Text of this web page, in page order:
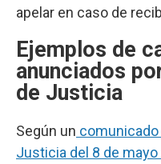
apelar en caso de
Ejemplos de
anunciados
de Justicia
Según un
Justicia del 8 de mayo